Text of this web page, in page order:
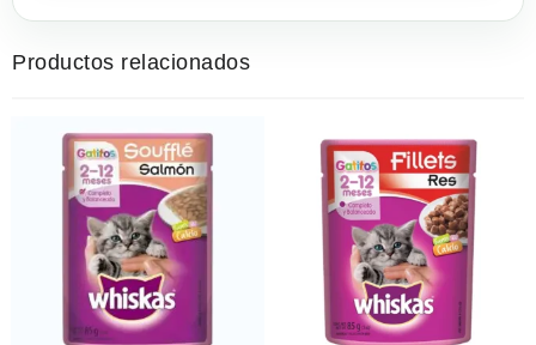
Productos relacionados